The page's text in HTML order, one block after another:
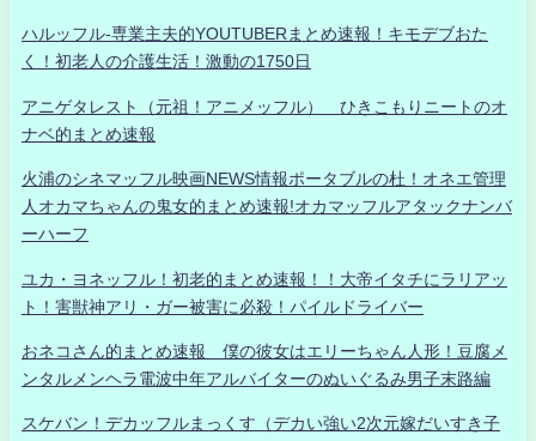
ハルッフル-専業主夫的YOUTUBERまとめ速報！キモデブおた
く！初老人の介護生活！激動の1750日
アニゲタレスト（元祖！アニメッフル） ひきこもりニートのオ
ナベ的まとめ速報
火浦のシネマッフル映画NEWS情報ポータブルの杜！オネエ管理
人オカマちゃんの鬼女的まとめ速報!オカマッフルアタックナンバ
ーハーフ
ユカ・ヨネッフル！初老的まとめ速報！！大帝イタチにラリアッ
ト！害獣神アリ・ガー被害に必殺！パイルドライバー
おネコさん的まとめ速報 僕の彼女はエリーちゃん人形！豆腐メ
ンタルメンヘラ電波中年アルバイターのぬいぐるみ男子末路編
スケバン！デカッフルまっくす（デカい強い2次元嫁だいすき子